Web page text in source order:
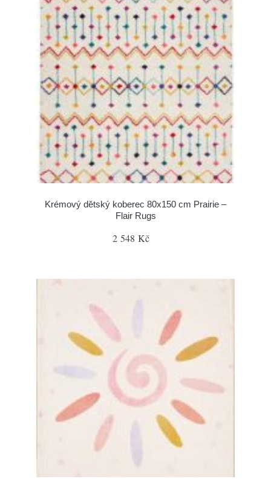
Krémový dětský koberec 80x150 cm Prairie –
Flair Rugs
2 548 Kč